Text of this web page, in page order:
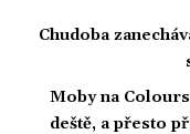
Chudoba
Moby na
deště, a přesto